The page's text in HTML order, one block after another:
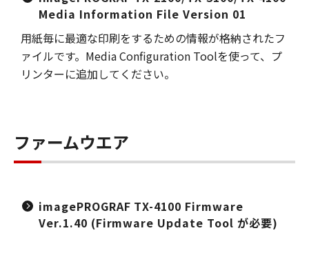
Media Information File Version 01
用紙毎に最適な印刷をするための情報が格納されたフ
ァイルです。Media Configuration Toolを使って、プ
リンターに追加してください。
ファームウエア
imagePROGRAF TX-4100 Firmware
Ver.1.40 (Firmware Update Tool が必要)